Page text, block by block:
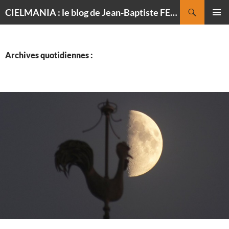
CIELMANIA : le blog de Jean-Baptiste FELDMANN, photographe du ciel
Archives quotidiennes :